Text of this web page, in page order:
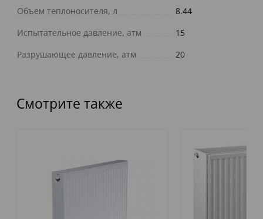
Объем теплоносителя, л
8.44
Испытательное давление, атм
15
Разрушающее давление, атм
20
Смотрите также